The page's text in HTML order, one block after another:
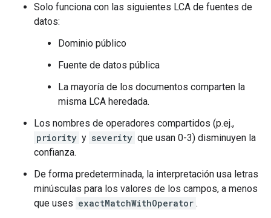
Solo funciona con las siguientes LCA de fuentes de
datos:
Dominio público
Fuente de datos pública
La mayoría de los documentos comparten la
misma LCA heredada.
Los nombres de operadores compartidos (p.ej.,
priority y severity que usan 0-3) disminuyen la
confianza.
De forma predeterminada, la interpretación usa letras
minúsculas para los valores de los campos, a menos
que uses exactMatchWithOperator .